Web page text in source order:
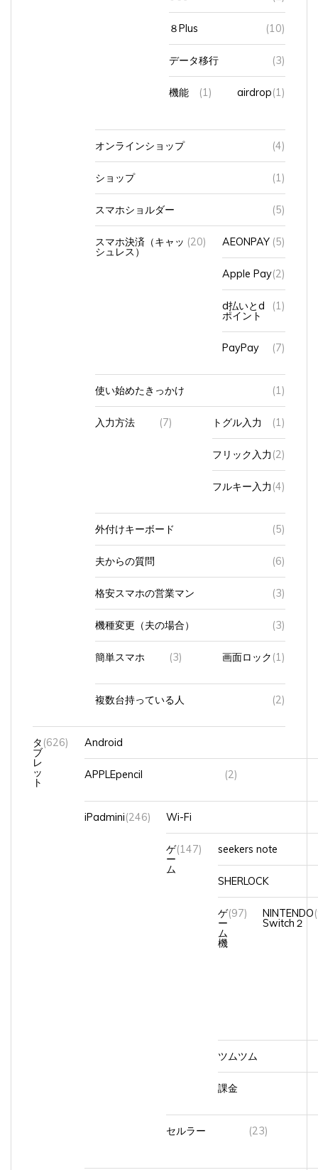
８Plus (10)
データ移行 (3)
機能 (1) airdrop (1)
オンラインショップ (4)
ショップ (1)
スマホショルダー (5)
スマホ決済（キャッ
シュレス）
(20) AEONPAY (5)
Apple Pay(2)
d払いとd
ポイント
(1)
PayPay (7)
使い始めたきっかけ (1)
入力方法 (7) トグル入力 (1)
フリック入力 (2)
フルキー入力 (4)
外付けキーボード (5)
夫からの質問 (6)
格安スマホの営業マン (3)
機種変更（夫の場合） (3)
簡単スマホ (3) 画面ロック (1)
複数台持っている人 (2)
タ
ブ
レ
ッ
ト
(626) Android
APPLEpencil (2)
iPadmini(246) Wi-Fi
ゲ
ー
ム
(147) seekers note
SHERLOCK
ゲ
ー
ム
機
(97) NINTENDO
Switch２
ツムツム
課金
セルラー (23)